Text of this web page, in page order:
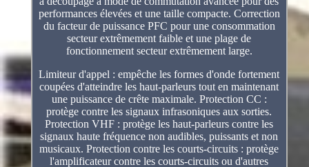
performances élevées et une taille compacte. Correction
du facteur de puissance PFC pour une consommation
secteur extrêmement faible et une plage de
fonctionnement secteur extrêmement large.
Limiteur d'appel : empêche les formes d'onde fortement
coupées d'atteindre les haut-parleurs tout en maintenant
une puissance de crête maximale. Protection CC :
protège contre les signaux infrasoniques aux sorties.
Protection VHF : protège les haut-parleurs contre les
signaux haute fréquence non audibles, puissants et non
musicaux. Protection contre les courts-circuits : protège
l'amplificateur contre les courts-circuits ou d'autres